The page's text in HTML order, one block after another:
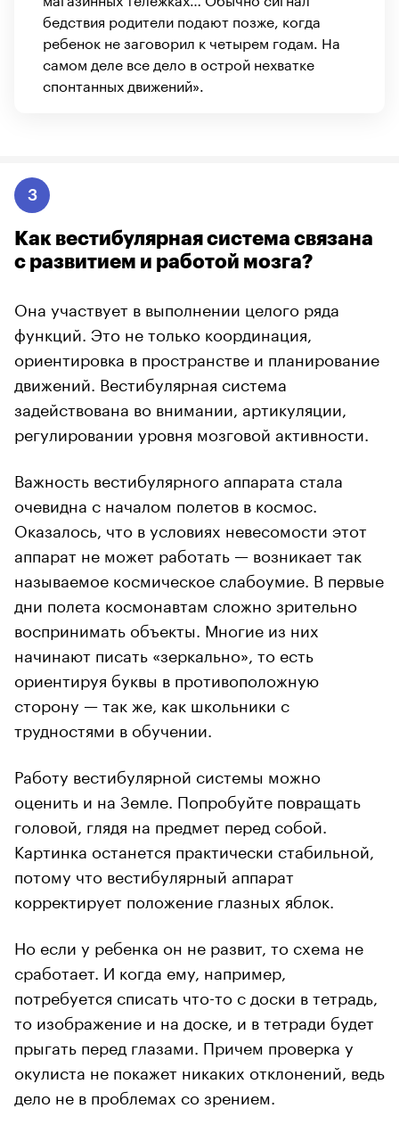
бедствия родители подают позже, когда
ребенок не заговорил к четырем годам. На
самом деле все дело в острой нехватке
спонтанных движений».
3
Как вестибулярная система связана
с развитием и работой мозга?
Она участвует в выполнении целого ряда
функций. Это не только координация,
ориентировка в пространстве и планирование
движений. Вестибулярная система
задействована во внимании, артикуляции,
регулировании уровня мозговой активности.
Важность вестибулярного аппарата стала
очевидна с началом полетов в космос.
Оказалось, что в условиях невесомости этот
аппарат не может работать — возникает так
называемое космическое слабоумие. В первые
дни полета космонавтам сложно зрительно
воспринимать объекты. Многие из них
начинают писать «зеркально», то есть
ориентируя буквы в противоположную
сторону — так же, как школьники с
трудностями в обучении.
Работу вестибулярной системы можно
оценить и на Земле. Попробуйте повращать
головой, глядя на предмет перед собой.
Картинка останется практически стабильной,
потому что вестибулярный аппарат
корректирует положение глазных яблок.
Но если у ребенка он не развит, то схема не
сработает. И когда ему, например,
потребуется списать что-то с доски в тетрадь,
то изображение и на доске, и в тетради будет
прыгать перед глазами. Причем проверка у
окулиста не покажет никаких отклонений, ведь
дело не в проблемах со зрением.